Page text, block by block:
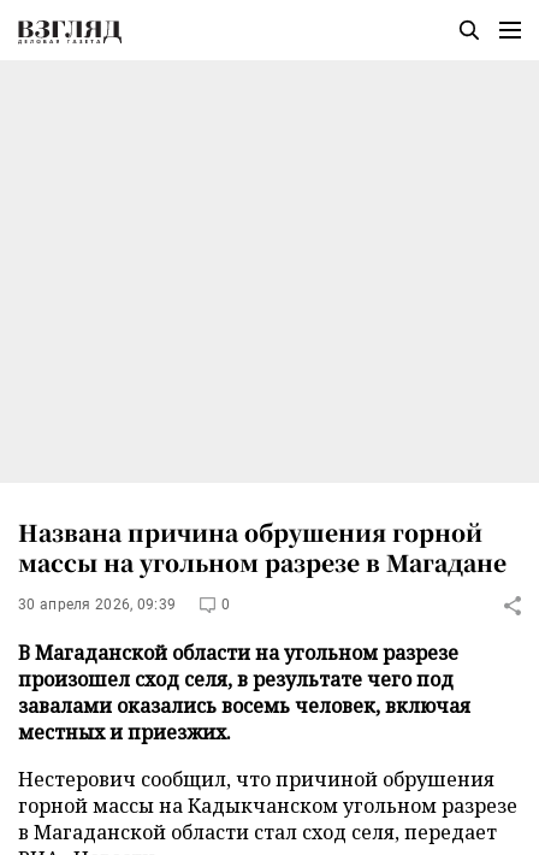
Названа причина обрушения горной
массы на угольном разрезе в Магадане
30 апреля 2026, 09:39 0
В Магаданской области на угольном разрезе
произошел сход селя, в результате чего под
завалами оказались восемь человек, включая
местных и приезжих.
Нестерович сообщил, что причиной обрушения
горной массы на Кадыкчанском угольном разрезе
в Магаданской области стал сход селя, передает